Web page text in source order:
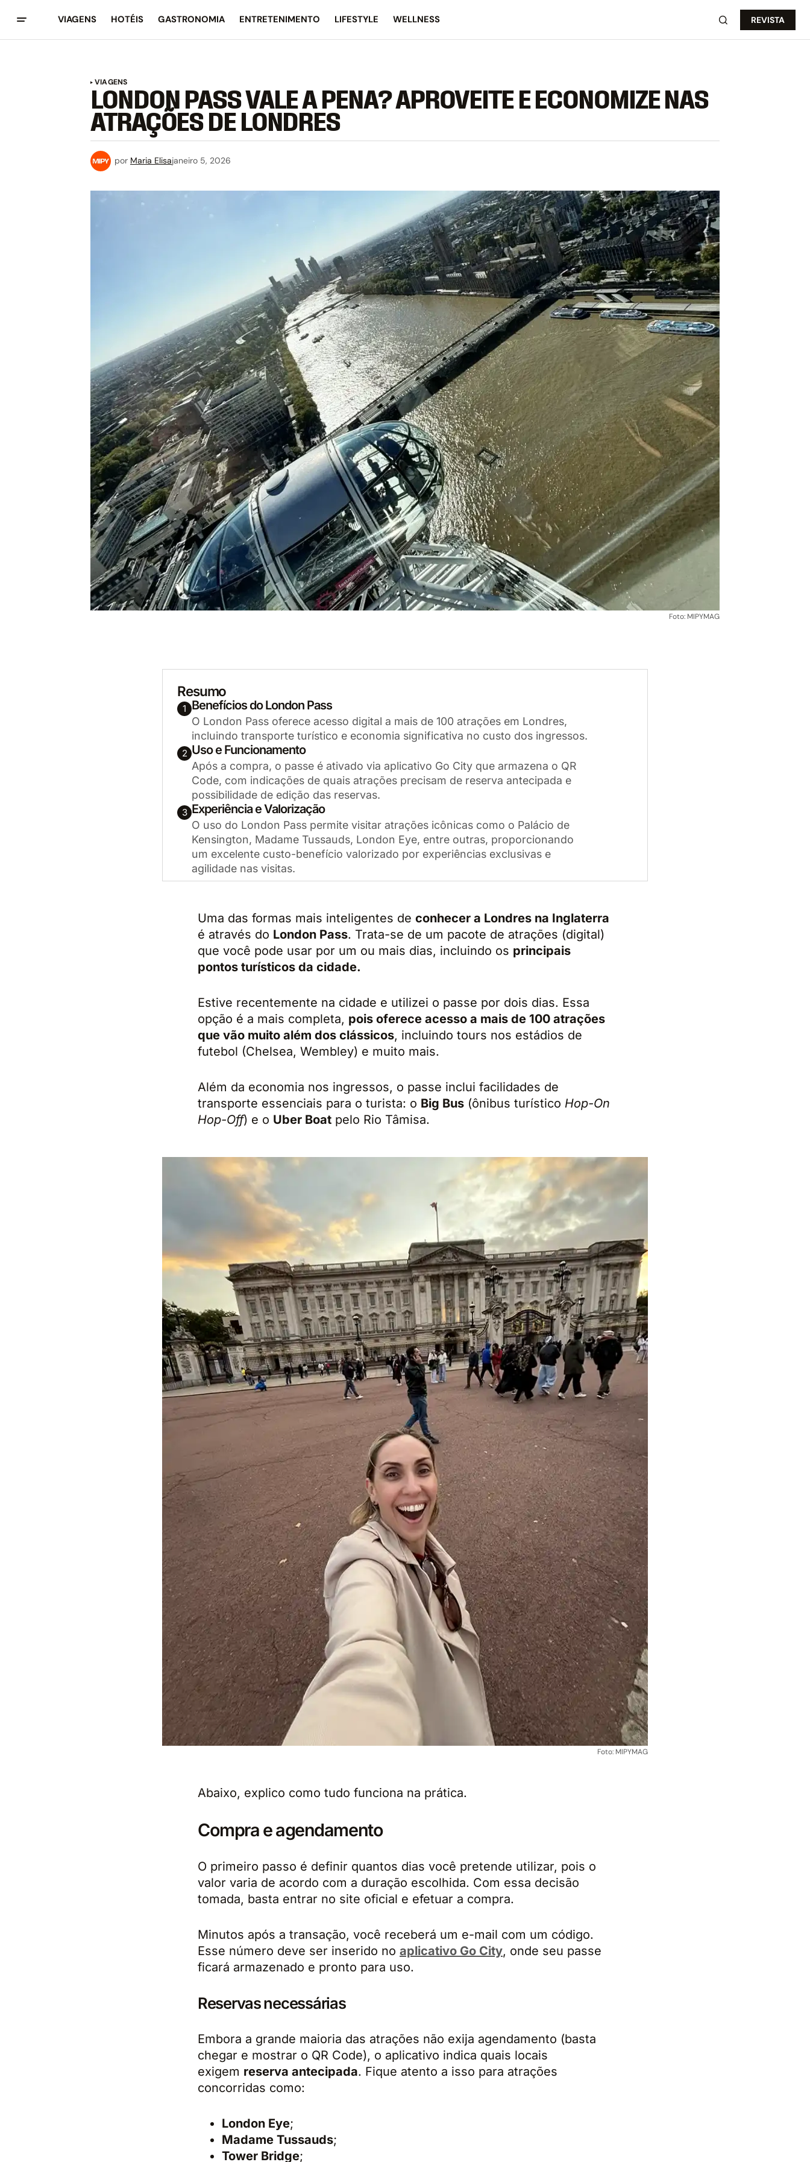
VIAGENS HOTÉIS GASTRONOMIA ENTRETENIMENTO LIFESTYLE WELLNESS REVISTA
VIAGENS
LONDON PASS VALE A PENA? APROVEITE E ECONOMIZE NAS
ATRAÇÕES DE LONDRES
por Maria Elisajaneiro 5, 2026
Foto: MIPYMAG
Resumo
1 Benefícios do London Pass
O London Pass oferece acesso digital a mais de 100 atrações em Londres,
incluindo transporte turístico e economia significativa no custo dos ingressos.
2 Uso e Funcionamento
Após a compra, o passe é ativado via aplicativo Go City que armazena o QR
Code, com indicações de quais atrações precisam de reserva antecipada e
possibilidade de edição das reservas.
3 Experiência e Valorização
O uso do London Pass permite visitar atrações icônicas como o Palácio de
Kensington, Madame Tussauds, London Eye, entre outras, proporcionando
um excelente custo-benefício valorizado por experiências exclusivas e
agilidade nas visitas.
Uma das formas mais inteligentes de conhecer a Londres na Inglaterra
é através do London Pass. Trata-se de um pacote de atrações (digital)
que você pode usar por um ou mais dias, incluindo os principais
pontos turísticos da cidade.
Estive recentemente na cidade e utilizei o passe por dois dias. Essa
opção é a mais completa, pois oferece acesso a mais de 100 atrações
que vão muito além dos clássicos, incluindo tours nos estádios de
futebol (Chelsea, Wembley) e muito mais.
Além da economia nos ingressos, o passe inclui facilidades de
transporte essenciais para o turista: o Big Bus (ônibus turístico Hop-On
Hop-Off) e o Uber Boat pelo Rio Tâmisa.
Foto: MIPYMAG
Abaixo, explico como tudo funciona na prática.
Compra e agendamento
O primeiro passo é definir quantos dias você pretende utilizar, pois o
valor varia de acordo com a duração escolhida. Com essa decisão
tomada, basta entrar no site oficial e efetuar a compra.
Minutos após a transação, você receberá um e-mail com um código.
Esse número deve ser inserido no aplicativo Go City, onde seu passe
ficará armazenado e pronto para uso.
Reservas necessárias
Embora a grande maioria das atrações não exija agendamento (basta
chegar e mostrar o QR Code), o aplicativo indica quais locais
exigem reserva antecipada. Fique atento a isso para atrações
concorridas como:
London Eye;
Madame Tussauds;
Tower Bridge;